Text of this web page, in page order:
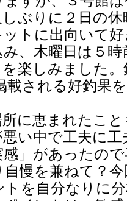
ぶりに２日の
ットに出向いて
、木曜日は５
楽しみました
載される好釣果
に恵まれたこ
い中で工夫に
」があったの
慢を兼ねて？
を自分なりに